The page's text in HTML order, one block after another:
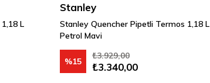
L
Stanley
Stanley Quencher Pipetli Termos 1,18 L
Petrol Mavi
₺3.340,00
₺3.929,00
%15